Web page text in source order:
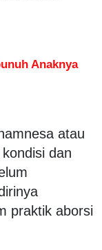
Anaknya
atau
dan
praktik aborsi